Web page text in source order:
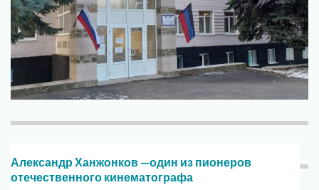
Александр Ханжонков —один из пионеров
отечественного кинематографа